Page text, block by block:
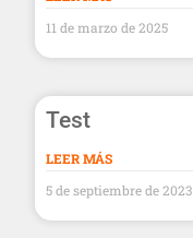
11 de marzo de 2025
Test
LEER MÁS
5 de septiembre de 2023